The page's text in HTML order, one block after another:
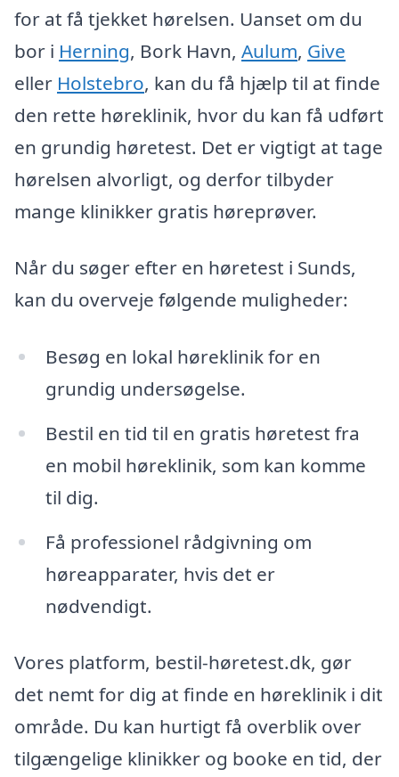
for at få tjekket hørelsen. Uanset om du
bor i Herning, Bork Havn, Aulum, Give
eller Holstebro, kan du få hjælp til at finde
den rette høreklinik, hvor du kan få udført
en grundig høretest. Det er vigtigt at tage
hørelsen alvorligt, og derfor tilbyder
mange klinikker gratis høreprøver.
Når du søger efter en høretest i Sunds,
kan du overveje følgende muligheder:
Besøg en lokal høreklinik for en
grundig undersøgelse.
Bestil en tid til en gratis høretest fra
en mobil høreklinik, som kan komme
til dig.
Få professionel rådgivning om
høreapparater, hvis det er
nødvendigt.
Vores platform, bestil-høretest.dk, gør
det nemt for dig at finde en høreklinik i dit
område. Du kan hurtigt få overblik over
tilgængelige klinikker og booke en tid, der